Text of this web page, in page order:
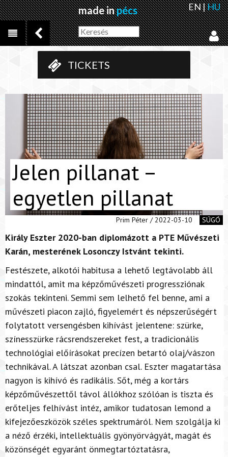
made inpécs EN|HU
TICKETS
Jelen pillanat –
egyetlen pillanat
Prim Péter / 2022-03-10 SÚGÓ
Király Eszter 2020-ban diplomázott a PTE Művészeti
Karán, mesterének Losonczy Istvánt tekinti.
Festészete, alkotói habitusa a lehető legtávolabb áll
mindattól, amit ma képzőművészeti progressziónak
szokás tekinteni. Semmi sem lelhető fel benne, ami a
művészeti piacon zajló, figyelemért és népszerűségért
folytatott versengésben kihívást jelentene: szürke,
színesszürke rácsrendszereket fest, a tradicionális
technológiai előírásokat precízen betartó olaj/vászon
technikával. A látszat azonban csal. Eszter magatartása
nagyon is kihívó és radikális. Sőt, még a kortárs
képzőművészettől távol állókhoz szólóan is tiszta és
erőteljes felhívást intéz, amikor tudatosan lemond a
kifejezőeszközök széles spektrumáról. Nem szolgálja ki
a néző érzéki, intellektuális gyönyörvágyát, magát és
közönségét egyaránt önmegtartóztatásra,